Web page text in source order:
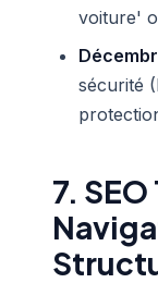
voiture'
sécurité
7.